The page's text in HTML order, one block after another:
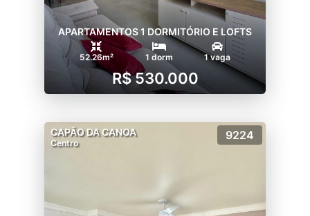
APARTAMENTOS 1 DORMITÓRIO E LOFTS
52.26m² 1 dorm 1 vaga
R$ 530.000
CAPÃO DA CANOA
Centro
9224